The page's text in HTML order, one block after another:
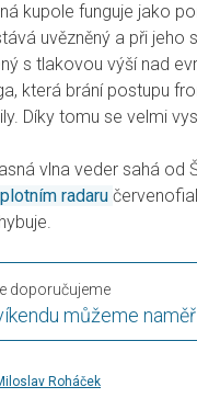
kupole funguje jako
uvězněný a při
s tlakovou výší nad
která brání postupu
Díky tomu se velmi
vlna veder sahá od
radaru
můžeme
doporučujeme
Roháček